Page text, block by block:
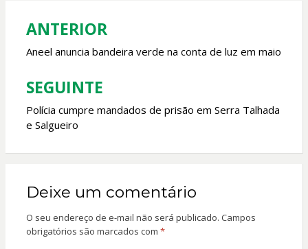
Navegação
de
Post
ANTERIOR
Aneel anuncia bandeira verde na conta de luz em maio
SEGUINTE
Polícia cumpre mandados de prisão em Serra Talhada
e Salgueiro
Deixe um comentário
O seu endereço de e-mail não será publicado. Campos
obrigatórios são marcados com *